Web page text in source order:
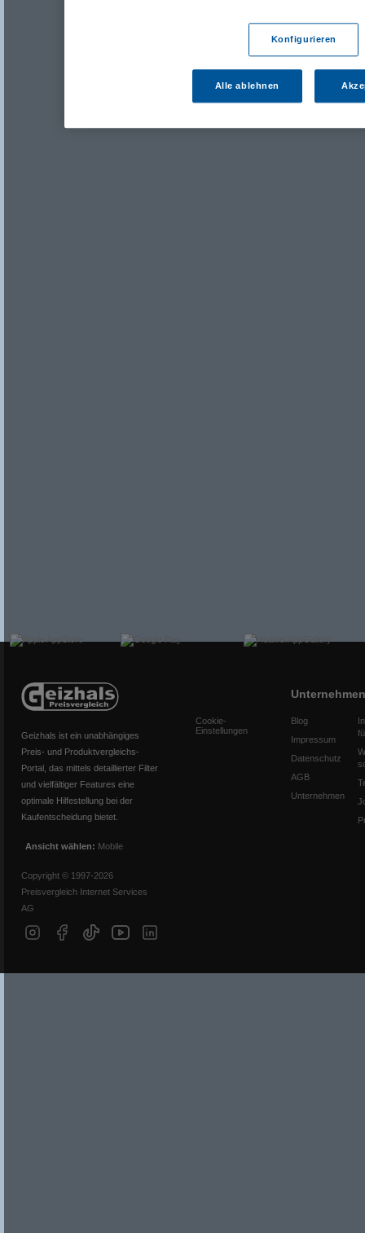
Geizhals ist ein unabhängiges
Preis- und Produktvergleichs-
Portal, das mittels detaillierter Filter
und vielfältiger Features eine
optimale Hilfestellung bei der
Kaufentscheidung bietet.
Ansicht wählen: Mobile
Copyright © 1997-2026
Preisvergleich Internet Services
AG
Cookie-
Einstellungen
Unternehmen
Blog
Impressum
Datenschutz
AGB
Unternehmen
Konfigurieren
Alle ablehnen